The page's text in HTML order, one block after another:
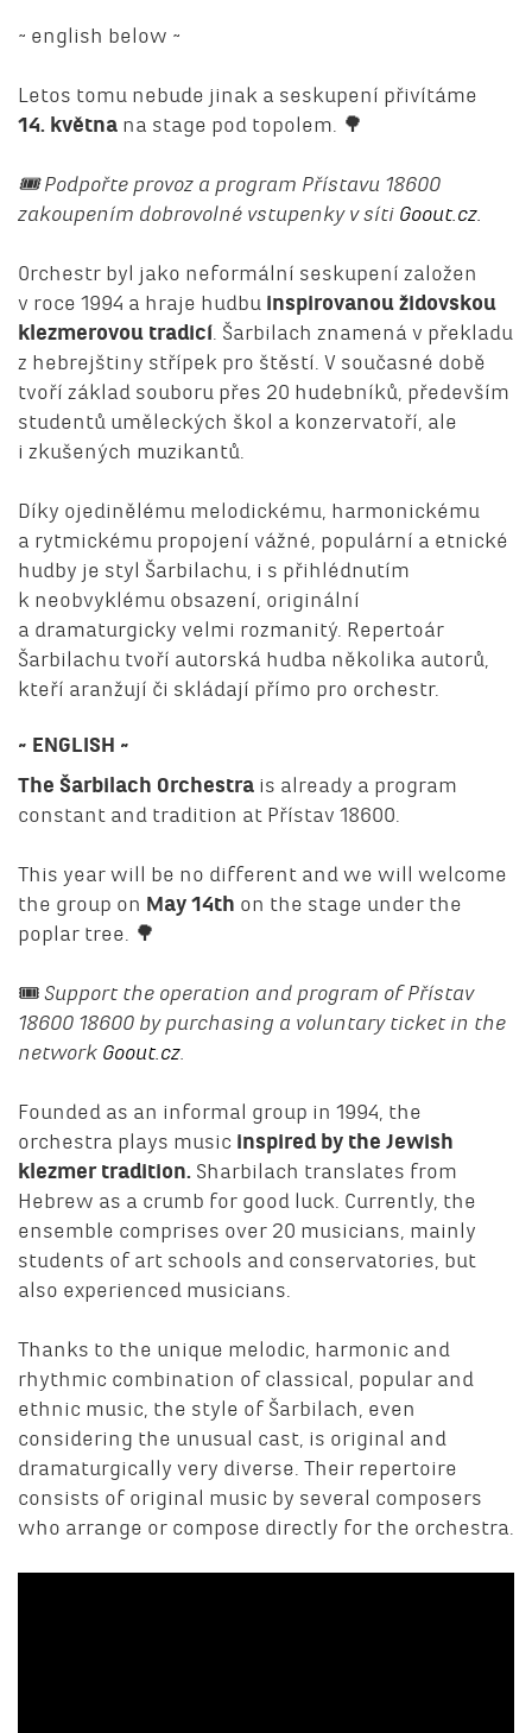
~ english below ~
Letos tomu nebude jinak a seskupení přivítáme
14. května na stage pod topolem. 🌳
🎟️ Podpořte provoz a program Přístavu 18600
zakoupením dobrovolné vstupenky v síti Goout.cz.
Orchestr byl jako neformální seskupení založen
v roce 1994 a hraje hudbu inspirovanou židovskou
klezmerovou tradicí . Šarbilach znamená v překladu
z hebrejštiny střípek pro štěstí. V současné době
tvoří základ souboru přes 20 hudebníků, především
studentů uměleckých škol a konzervatoří, ale
i zkušených muzikantů.
Díky ojedinělému melodickému, harmonickému
a rytmickému propojení vážné, populární a etnické
hudby je styl Šarbilachu, i s přihlédnutím
k neobvyklému obsazení, originální
a dramaturgicky velmi rozmanitý. Repertoár
Šarbilachu tvoří autorská hudba několika autorů,
kteří aranžují či skládají přímo pro orchestr.
~ ENGLISH ~
The Šarbilach Orchestra is already a program
constant and tradition at Přístav 18600.
This year will be no different and we will welcome
the group on May 14th on the stage under the
poplar tree. 🌳
🎟️ Support the operation and program of Přístav
18600 18600 by purchasing a voluntary ticket in the
network Goout.cz.
Founded as an informal group in 1994, the
orchestra plays music inspired by the Jewish
klezmer tradition. Sharbilach translates from
Hebrew as a crumb for good luck. Currently, the
ensemble comprises over 20 musicians, mainly
students of art schools and conservatories, but
also experienced musicians.
Thanks to the unique melodic, harmonic and
rhythmic combination of classical, popular and
ethnic music, the style of Šarbilach, even
considering the unusual cast, is original and
dramaturgically very diverse. Their repertoire
consists of original music by several composers
who arrange or compose directly for the orchestra.